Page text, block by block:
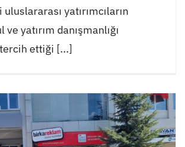
yatırımcıların
yatırım danışmanlığı
ettiği [...]